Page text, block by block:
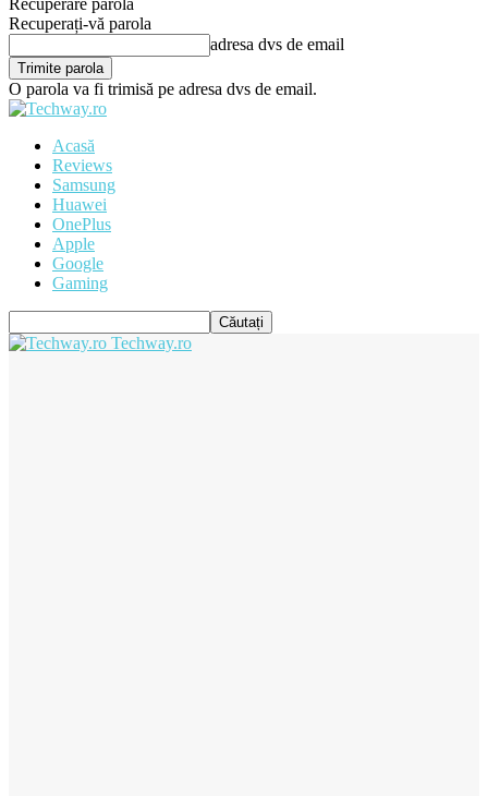
Recuperare parola
Recuperați-vă parola
adresa dvs de email
O parola va fi trimisă pe adresa dvs de email.
Acasă
Reviews
Samsung
Huawei
OnePlus
Apple
Google
Gaming
Techway.ro